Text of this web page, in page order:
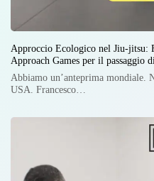
Approccio Ecologico nel Jiu-jitsu:
Approach Games per il passaggio
Abbiamo un’anteprima mondiale.
USA. Francesco…